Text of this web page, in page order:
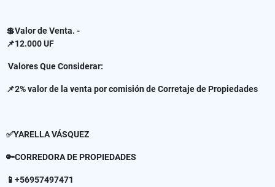
💲Valor de Venta. -
📌12.000 UF
Valores Que Considerar:
📌2% valor de la venta por comisión de Corretaje de Propiedades
✅YARELLA VÁSQUEZ
🔑CORREDORA DE PROPIEDADES
📱+56957497471